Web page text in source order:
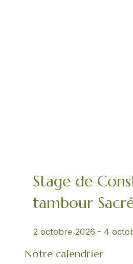
Stage de
tambour
2 octobre 2026 - 4
Notre calendrier